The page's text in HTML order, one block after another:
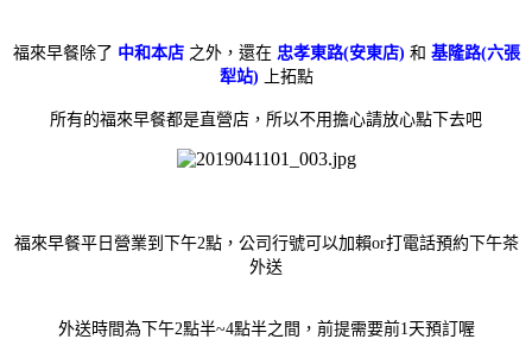
福來早餐除了 中和本店 之外，還在 忠孝東路(安東店) 和 基隆路(六張
犁站) 上拓點
所有的福來早餐都是直營店，所以不用擔心請放心點下去吧
福來早餐平日營業到下午2點，公司行號可以加賴or打電話預約下午茶
外送
外送時間為下午2點半~4點半之間， 前提需要前1天預訂喔